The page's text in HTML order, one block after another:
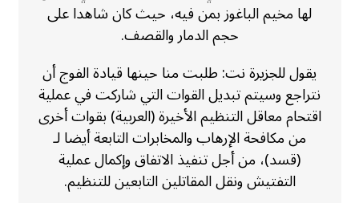
لها مخيم الباغوز بمن فيه، حيث كان شاهدا على
حجم الدمار والقصف.
يقول للجزيرة نت: طلبت منا حينها قيادة الفوج أن
نتراجع وسيتم تبديل القوات التي شاركت في عملية
اقتحام معاقل التنظيم الأخيرة (العربية) بقوات أخرى
من مكافحة الإرهاب والمخابرات التابعة أيضا لـ
(قسد)، من أجل تنفيذ الاتفاق وإكمال عملية
التفتيش ونقل المقاتلين التابعين للتنظيم.